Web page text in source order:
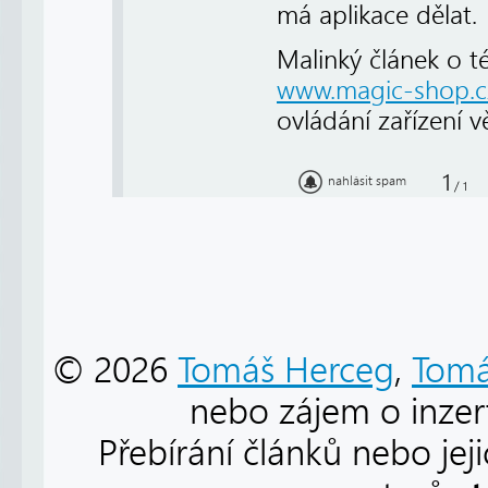
má aplikace dělat.
Malinký článek o
www.magic-
ovládání zařízení
nahlásit spam 1 / 1
© 2026 Tomáš Herceg,
nebo zájem o
Přebírání článků nebo